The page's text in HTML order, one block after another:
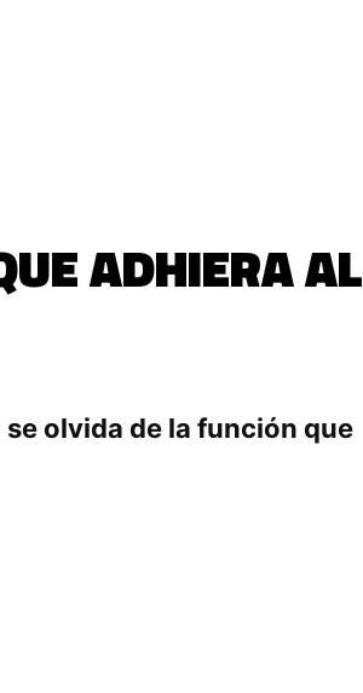
ADHIERA AL
olvida de la función que